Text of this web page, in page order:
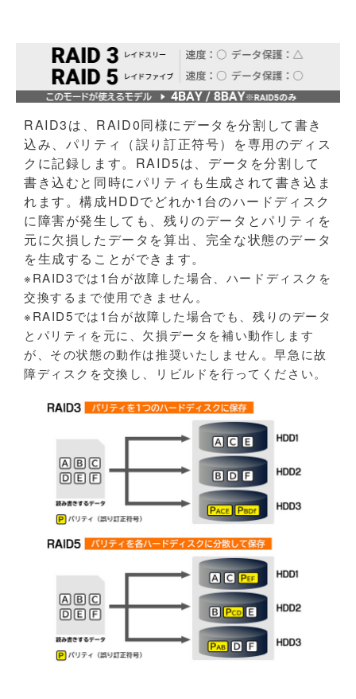
RAID3は、RAID0同様にデータを分割して書き
込み、パリティ（誤り訂正符号）を専用のディス
クに記録します。RAID5は、データを分割して
書き込むと同時にパリティも生成されて書き込ま
れます。構成HDDでどれか1台のハードディスク
に障害が発生しても、残りのデータとパリティを
元に欠損したデータを算出、完全な状態のデータ
を生成することができます。
※RAID3では1台が故障した場合、ハードディスクを
交換するまで使用できません。
※RAID5では1台が故障した場合でも、残りのデータ
とパリティを元に、欠損データを補い動作します
が、その状態の動作は推奨いたしません。早急に故
障ディスクを交換し、リビルドを行ってください。